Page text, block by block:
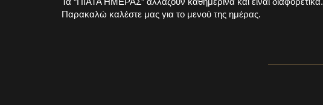
Παρακαλώ καλέστε μας για το μενού της ημέρας.